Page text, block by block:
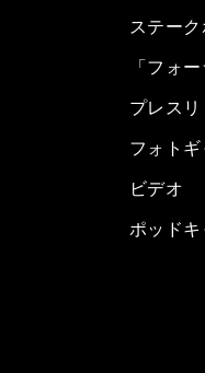
ステー
「フォ
プレスリ
フォト
ビデオ
ポッドキ